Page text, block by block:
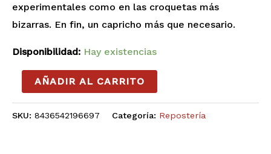
experimentales como en las croquetas más
bizarras. En fin, un capricho más que necesario.
Disponibilidad: Hay existencias
AÑADIR AL CARRITO
SKU: 8436542196697 Categoría: Repostería